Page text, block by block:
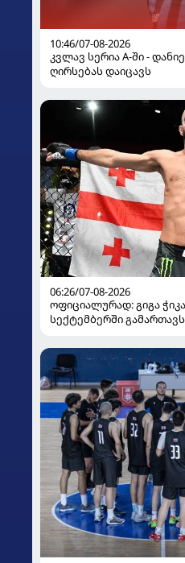
10:46/07-08-2026
კვლავ სერია A-ში -
ღირსებას დაიცავს
06:26/07-08-2026
ოფიციალურად: გიგა
სექტემბერში გამართავს